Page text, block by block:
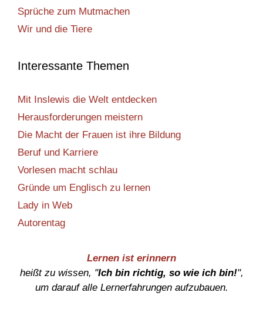
Sprüche zum Mutmachen
Wir und die Tiere
Interessante Themen
Mit Inslewis die Welt entdecken
Herausforderungen meistern
Die Macht der Frauen ist ihre Bildung
Beruf und Karriere
Vorlesen macht schlau
Gründe um Englisch zu lernen
Lady in Web
Autorentag
Lernen ist erinnern
heißt zu wissen, "Ich bin richtig, so wie ich bin!",
um darauf alle Lernerfahrungen aufzubauen.